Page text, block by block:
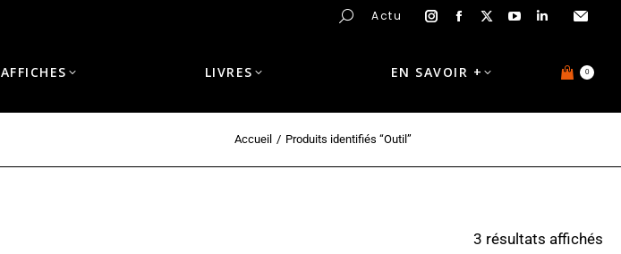
Actu
AFFICHES LIVRES EN SAVOIR + 0
Accueil Produits identifiés “Outil”
3 résultats affichés